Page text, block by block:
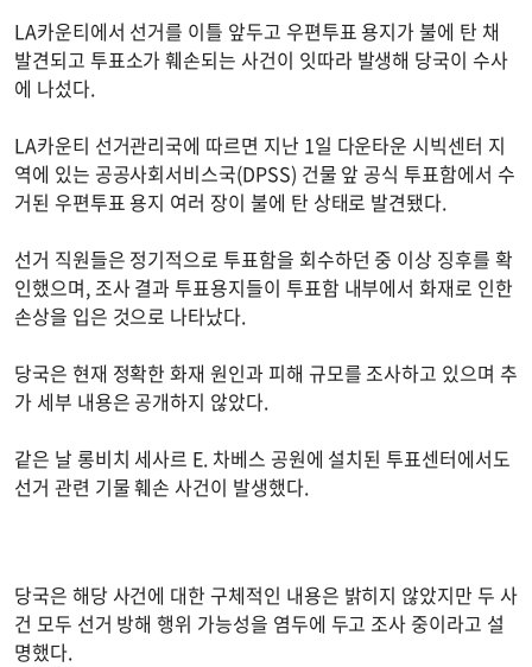
LA카운티에서 선거를 이틀 앞두고 우편투표 용지가 불에 탄 채
발견되고 투표소가 훼손되는 사건이 잇따라 발생해 당국이 수사
에 나섰다.
LA카운티 선거관리국에 따르면 지난 1일 다운타운 시빅센터 지
역에 있는 공공사회서비스국(DPSS) 건물 앞 공식 투표함에서 수
거된 우편투표 용지 여러 장이 불에 탄 상태로 발견됐다.
선거 직원들은 정기적으로 투표함을 회수하던 중 이상 징후를 확
인했으며, 조사 결과 투표용지들이 투표함 내부에서 화재로 인한
손상을 입은 것으로 나타났다.
당국은 현재 정확한 화재 원인과 피해 규모를 조사하고 있으며 추
가 세부 내용은 공개하지 않았다.
같은 날 롱비치 세사르 E. 차베스 공원에 설치된 투표센터에서도
선거 관련 기물 훼손 사건이 발생했다.
당국은 해당 사건에 대한 구체적인 내용은 밝히지 않았지만 두 사
건 모두 선거 방해 행위 가능성을 염두에 두고 조사 중이라고 설
명했다.